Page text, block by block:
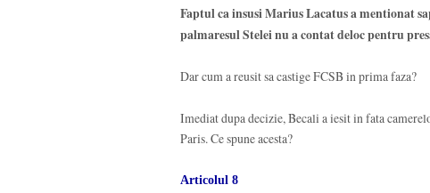
Faptul ca insusi Marius Lacatus a mentionat
palmaresul Stelei nu a contat deloc pentru
Dar cum a reusit sa castige FCSB in prima faza?
Imediat dupa decizie, Becali a iesit in fata
Paris. Ce spune acesta?
Articolul 8